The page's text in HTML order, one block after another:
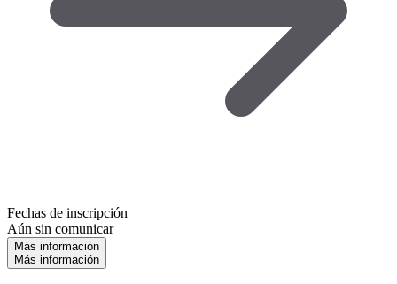
Fechas de inscripción
Aún sin comunicar
Más información
Más información